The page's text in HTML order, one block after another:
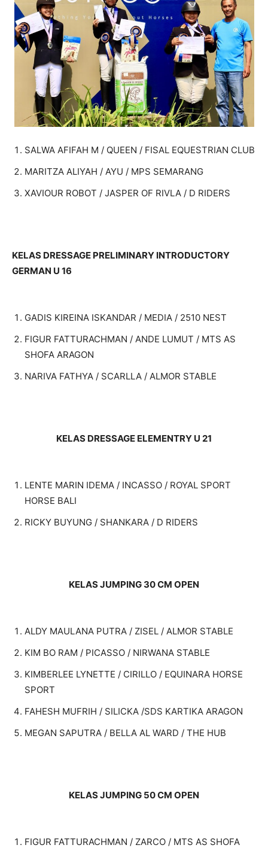
SALWA AFIFAH M / QUEEN / FISAL EQUESTRIAN CLUB
MARITZA ALIYAH / AYU / MPS SEMARANG
XAVIOUR ROBOT / JASPER OF RIVLA / D RIDERS
KELAS DRESSAGE PRELIMINARY INTRODUCTORY
GERMAN U 16
GADIS KIREINA ISKANDAR / MEDIA / 2510 NEST
FIGUR FATTURACHMAN / ANDE LUMUT / MTS AS
SHOFA ARAGON
NARIVA FATHYA / SCARLLA / ALMOR STABLE
KELAS DRESSAGE ELEMENTRY U 21
LENTE MARIN IDEMA / INCASSO / ROYAL SPORT
HORSE BALI
RICKY BUYUNG / SHANKARA / D RIDERS
KELAS JUMPING 30 CM OPEN
ALDY MAULANA PUTRA / ZISEL / ALMOR STABLE
KIM BO RAM / PICASSO / NIRWANA STABLE
KIMBERLEE LYNETTE / CIRILLO / EQUINARA HORSE
SPORT
FAHESH MUFRIH / SILICKA /SDS KARTIKA ARAGON
MEGAN SAPUTRA / BELLA AL WARD / THE HUB
KELAS JUMPING 50 CM OPEN
FIGUR FATTURACHMAN / ZARCO / MTS AS SHOFA